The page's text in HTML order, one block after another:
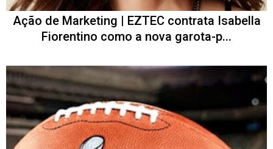
Ação de Marketing | EZTEC contrata Isabella
Fiorentino como a nova garota-p...